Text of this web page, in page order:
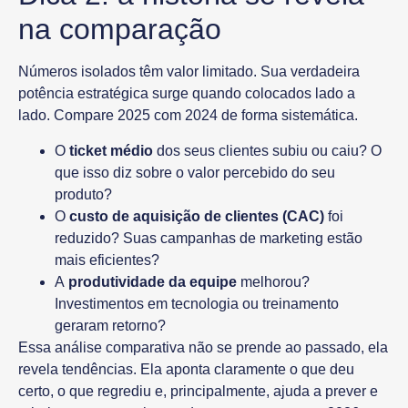
na comparação
Números isolados têm valor limitado. Sua verdadeira
potência estratégica surge quando colocados lado a
lado. Compare 2025 com 2024 de forma sistemática.
O ticket médio dos seus clientes subiu ou caiu? O
que isso diz sobre o valor percebido do seu
produto?
O custo de aquisição de clientes (CAC) foi
reduzido? Suas campanhas de marketing estão
mais eficientes?
A produtividade da equipe melhorou?
Investimentos em tecnologia ou treinamento
geraram retorno?
Essa análise comparativa não se prende ao passado, ela
revela tendências. Ela aponta claramente o que deu
certo, o que regrediu e, principalmente, ajuda a prever e